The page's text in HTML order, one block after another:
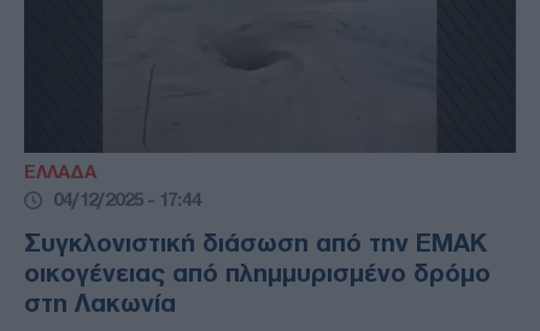
ΕΛΛΑΔΑ
04/12/2025 - 17:44
Συγκλονιστική διάσωση από την ΕΜΑΚ
οικογένειας από πλημμυρισμένο δρόμο
στη Λακωνία